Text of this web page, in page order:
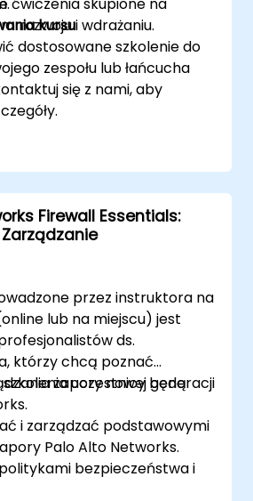
rozwoju i wdrażaniu.
kursu
dostosowane szkolenie do
zespołu lub łańcucha
się z nami, aby
Firewall Essentials:
przez instruktora na
lub na miejscu) jest
ds.
którzy chcą poznać
zapory nowej generacji
szkolenia uczestnicy będą
i zarządzać podstawowymi
Palo Alto Networks.
bezpieczeństwa i